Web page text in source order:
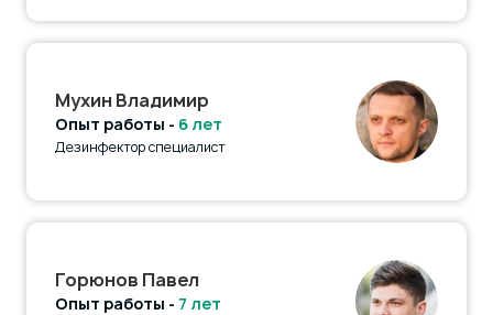
Мухин Владимир
Опыт работы - 6 лет
Дезинфектор специалист
Горюнов Павел
Опыт работы - 7 лет